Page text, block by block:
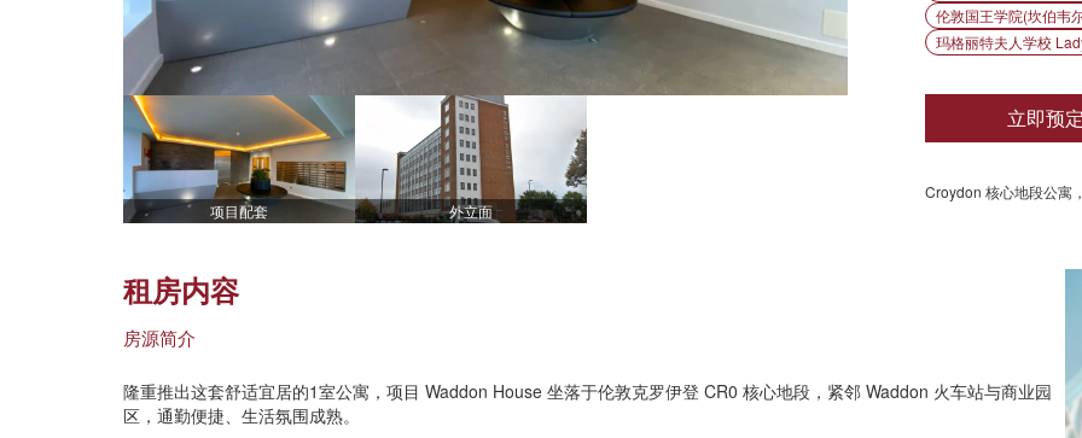
项目配套 外立面
伦敦国王学院(坎伯韦
玛格丽特夫人学校
立即预
Croydon 核心地段公寓
租房内容
房源简介
隆重推出这套舒适宜居的1室公寓，项目 Waddon House 坐落于伦敦克罗伊登 CR0 核心地段，紧邻 Waddon 火车站与商业园
区，通勤便捷、生活氛围成熟。